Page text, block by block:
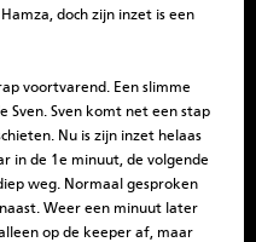
doch zijn inzet is een
voortvarend. Een slimme
Sven. Sven komt net een stap
Nu is zijn inzet helaas
in de 1e minuut, de volgende
weg. Normaal gesproken
Weer een minuut later
op de keeper af, maar